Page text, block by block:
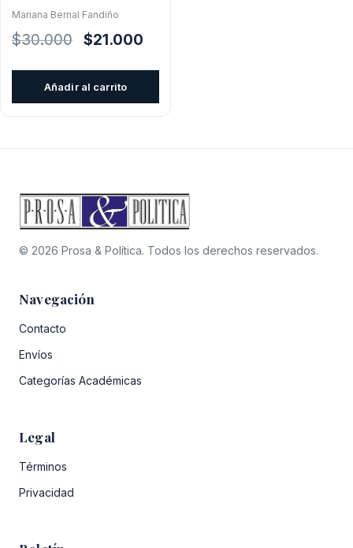
Mariana Bernal Fandiño
$30.000
El
$21.000
Añadir al carrito
© 2026 Prosa & Política. Todos los derechos reservados.
Navegación
Contacto
Envíos
Categorías Académicas
Legal
Términos
Privacidad